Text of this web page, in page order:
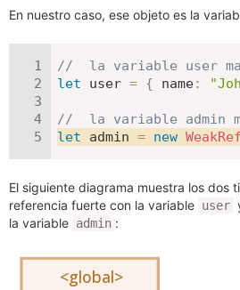
En nuestro caso, ese objeto es la
//  la variable user
let user = { name:
//  la variable admin
let admin = new WeakRef
El siguiente diagrama muestra los dos
referencia fuerte con la variable user
la variable admin :